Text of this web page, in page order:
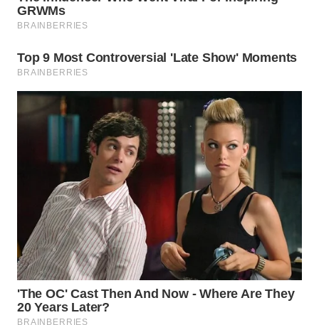
TENGAH
SERDANG
WN
TEBING
WN
PAKPAK
WN
KARAWANG
WN
BEKASI